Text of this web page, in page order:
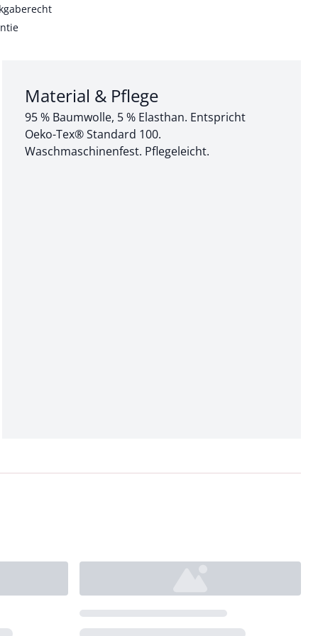
Abschnitt 3 von 3:
Material & Pflege
95 % Baumwolle, 5 % Elasthan. Entspricht
Oeko-Tex® Standard 100.
Waschmaschinenfest. Pflegeleicht.